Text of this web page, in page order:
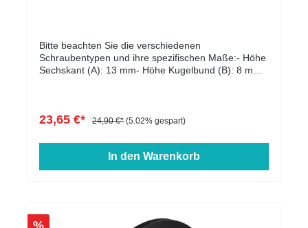
Bitte beachten Sie die verschiedenen
Schraubentypen und ihre spezifischen Maße:- Höhe
Sechskant (A): 13 mm- Höhe Kugelbund (B): 8 mm-
23,65 €* 24,90 €* (5.02% gespart)
In den Warenkorb